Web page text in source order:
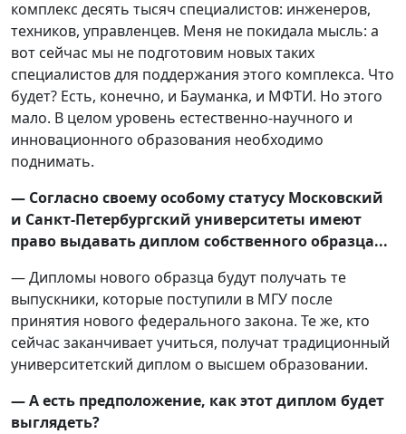
комплекс десять тысяч специалистов: инженеров,
техников, управленцев. Меня не покидала мысль: а
вот сейчас мы не подготовим новых таких
специалистов для поддержания этого комплекса. Что
будет? Есть, конечно, и Бауманка, и МФТИ. Но этого
мало. В целом уровень естественно-научного и
инновационного образования необходимо
поднимать.
— Согласно своему особому статусу Московский
и Санкт-Петербургский университеты имеют
право выдавать диплом собственного образца...
— Дипломы нового образца будут получать те
выпускники, которые поступили в МГУ после
принятия нового федерального закона. Те же, кто
сейчас заканчивает учиться, получат традиционный
университетский диплом о высшем образовании.
— А есть предположение, как этот диплом будет
выглядеть?